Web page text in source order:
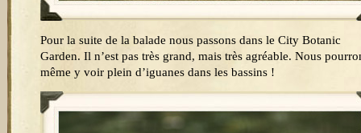
Pour la suite de la balade nous passons dans le City Botanic
Garden. Il n’est pas très grand, mais très agréable. Nous
même y voir plein d’iguanes dans les bassins !